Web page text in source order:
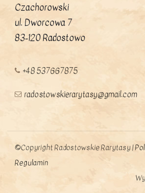
Czachorowski
ul. Dworcowa 7
83-120 Radostowo
+48 537667875
radostowskierarytasy@gmail.com
©Copyright Radostowskie Rarytasy |
Regulamin